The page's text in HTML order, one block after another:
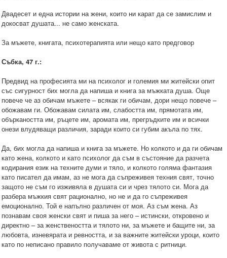
Двадесет и една истории на жени, които ни карат да се замислим и
докосват душата... не само женската.
За мъжете, книгата, психотерапията или нещо като предговор
Събка, 47 г.:
Предвид на професията ми на психолог и големия ми житейски опит
със сигурност бих могла да напиша и книга за мъжката душа. Още
повече че аз обичам мъжете – всякак ги обичам, дори нещо повече –
обожавам ги. Обожавам силата им, слабостта им, прямотата им,
объркаността им, ръцете им, аромата им, прегръдките им и всички
онези влудяващи различия, заради които си губим акъла по тях.
Да, бих могла да напиша и книга за мъжете. Но колкото и да ги обичам
като жена, колкото и като психолог да съм в състояние да разчета
кодирания език на техните думи и тяло, и колкото голяма фантазия
като писател да имам, аз не мога да съпреживея техния свят, точно
защото не съм го изживяла в душата си и чрез тялото си. Мога да
разбера мъжкия свят рационално, но не и да го съпреживея
емоционално. Той е напълно различен от моя. Аз съм жена. Аз
познавам своя женски свят и пиша за него – истински, откровено и
директно – за женствеността и тялото ни, за мъжете и бащите ни, за
любовта, изневярата и ревността, и за важните житейски уроци, които
като по неписано правило получаваме от живота с ритници.